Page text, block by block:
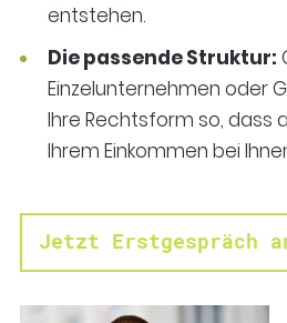
entstehen.
Die passende Struktur:
Einzelunternehmen oder
Ihre Rechtsform so, dass
Ihrem Einkommen bei
Jetzt Erstgespräch